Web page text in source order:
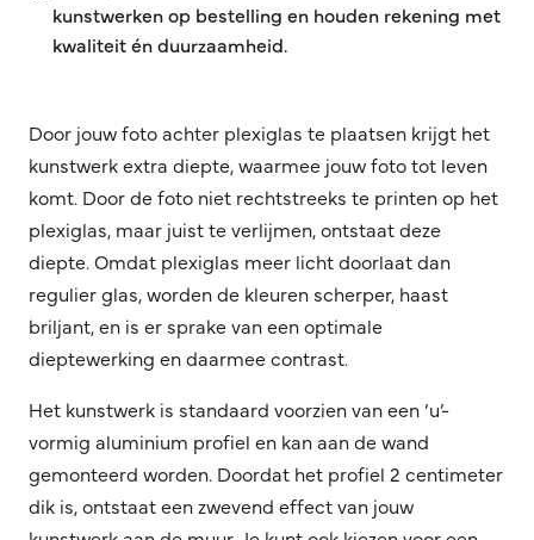
kunstwerken op bestelling en houden rekening met
kwaliteit én duurzaamheid.
Door jouw foto achter plexiglas te plaatsen krijgt het
kunstwerk extra diepte, waarmee jouw foto tot leven
komt. Door de foto niet rechtstreeks te printen op het
plexiglas, maar juist te verlijmen, ontstaat deze
diepte. Omdat plexiglas meer licht doorlaat dan
regulier glas, worden de kleuren scherper, haast
briljant, en is er sprake van een optimale
dieptewerking en daarmee contrast.
Het kunstwerk is standaard voorzien van een ‘u’-
vormig aluminium profiel en kan aan de wand
gemonteerd worden. Doordat het profiel 2 centimeter
dik is, ontstaat een zwevend effect van jouw